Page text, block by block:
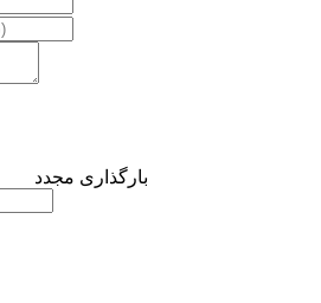
بارگذاری مجدد